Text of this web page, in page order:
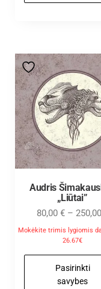
Audris
„Liūtai”
80,00 € – 250,00
Mokėkite trimis lygiomis
26.67€
Pasirinkti
savybes